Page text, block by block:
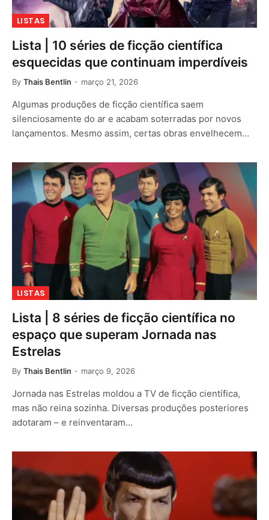
LISTAS
Lista | 10 séries de ficção científica
esquecidas que continuam imperdíveis
By Thais Bentlin março 21, 2026
Algumas produções de ficção científica saem
silenciosamente do ar e acabam soterradas por novos
lançamentos. Mesmo assim, certas obras envelhecem…
LISTAS
Lista | 8 séries de ficção científica no
espaço que superam Jornada nas
Estrelas
By Thais Bentlin março 9, 2026
Jornada nas Estrelas moldou a TV de ficção científica,
mas não reina sozinha. Diversas produções posteriores
adotaram – e reinventaram…